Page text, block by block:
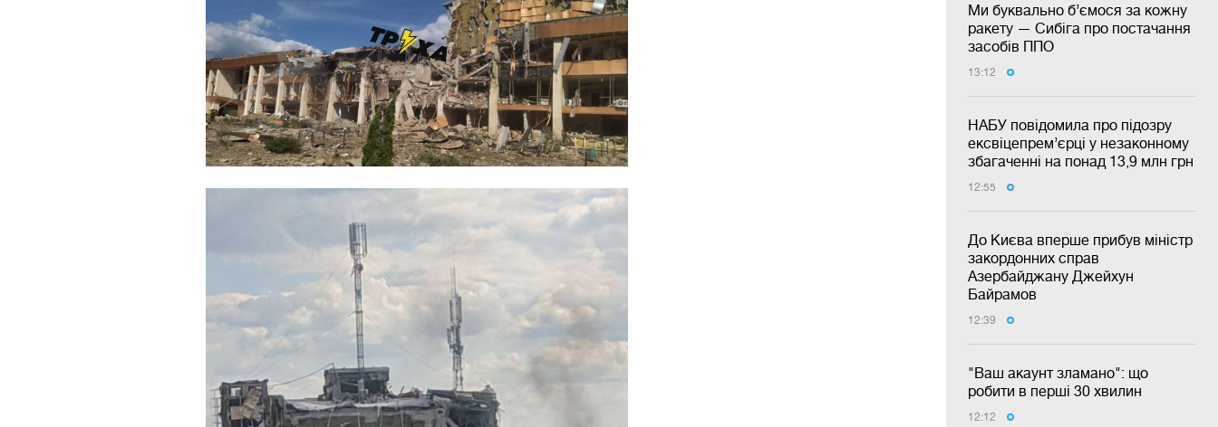
Ми буквально б’ємося за кожну
ракету — Сибіга про постачання
засобів ППО
13:12
НАБУ повідомила про підозру
ексвіцепрем’єрці у незаконному
збагаченні на понад 13,9 млн грн
12:55
До Києва вперше прибув міністр
закордонних справ
Азербайджану Джейхун
Байрамов
12:39
"Ваш акаунт зламано": що
робити в перші 30 хвилин
12:12